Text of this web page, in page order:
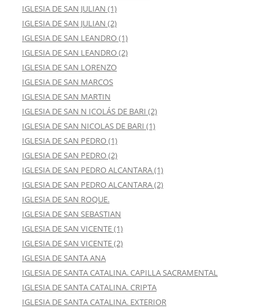
IGLESIA DE SAN JULIAN (1)
IGLESIA DE SAN JULIAN (2)
IGLESIA DE SAN LEANDRO (1)
IGLESIA DE SAN LEANDRO (2)
IGLESIA DE SAN LORENZO
IGLESIA DE SAN MARCOS
IGLESIA DE SAN MARTIN
IGLESIA DE SAN N ICOLÁS DE BARI (2)
IGLESIA DE SAN NICOLAS DE BARI (1)
IGLESIA DE SAN PEDRO (1)
IGLESIA DE SAN PEDRO (2)
IGLESIA DE SAN PEDRO ALCANTARA (1)
IGLESIA DE SAN PEDRO ALCANTARA (2)
IGLESIA DE SAN ROQUE.
IGLESIA DE SAN SEBASTIAN
IGLESIA DE SAN VICENTE (1)
IGLESIA DE SAN VICENTE (2)
IGLESIA DE SANTA ANA
IGLESIA DE SANTA CATALINA. CAPILLA SACRAMENTAL
IGLESIA DE SANTA CATALINA. CRIPTA
IGLESIA DE SANTA CATALINA. EXTERIOR